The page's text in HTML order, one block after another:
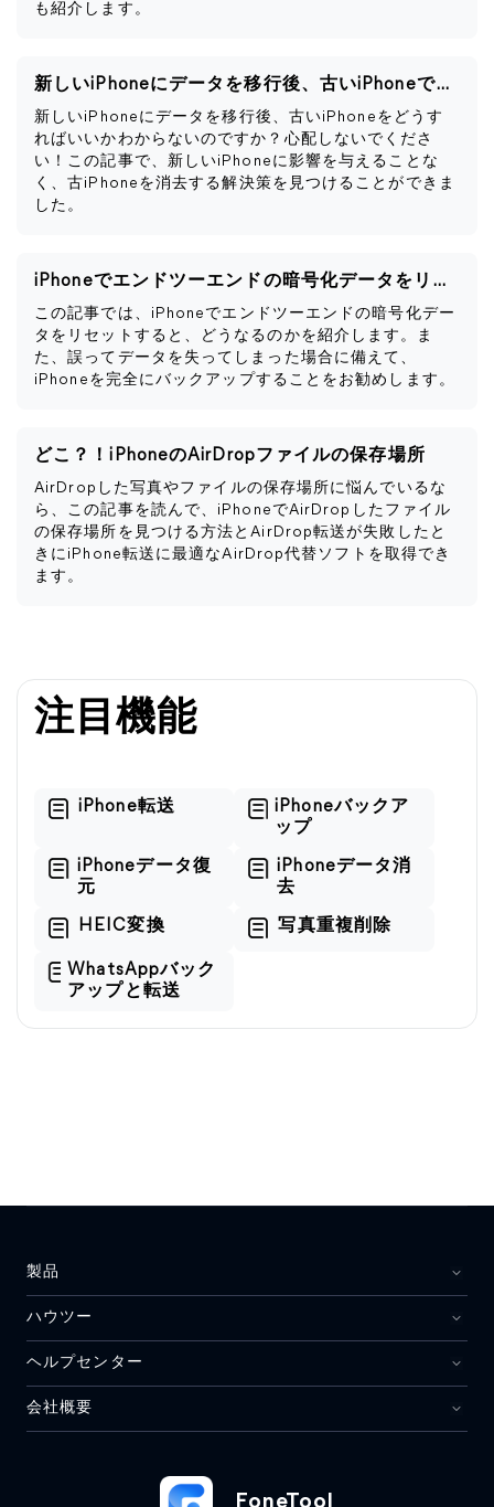
も紹介します。
新しいiPhoneにデータを移行後、古いiPhoneですべきこと
新しいiPhoneにデータを移行後、古いiPhoneをどうす
ればいいかわからないのですか？心配しないでくださ
い！この記事で、新しいiPhoneに影響を与えることな
く、古iPhoneを消去する解決策を見つけることができま
した。
iPhoneでエンドツーエンドの暗号化データをリセットするとどうなるか
この記事では、iPhoneでエンドツーエンドの暗号化デー
タをリセットすると、どうなるのかを紹介します。ま
た、誤ってデータを失ってしまった場合に備えて、
iPhoneを完全にバックアップすることをお勧めします。
どこ？！iPhoneのAirDropファイルの保存場所
AirDropした写真やファイルの保存場所に悩んでいるな
ら、この記事を読んで、iPhoneでAirDropしたファイル
の保存場所を見つける方法とAirDrop転送が失敗したと
きにiPhone転送に最適なAirDrop代替ソフトを取得でき
ます。
注目機能
iPhone転送
iPhoneバックア
ップ
iPhoneデータ復
元
iPhoneデータ消
去
HEIC変換 写真重複削除
WhatsAppバック
アップと転送
FoneTool
製品
ハウツー
ヘルプセンター
会社概要